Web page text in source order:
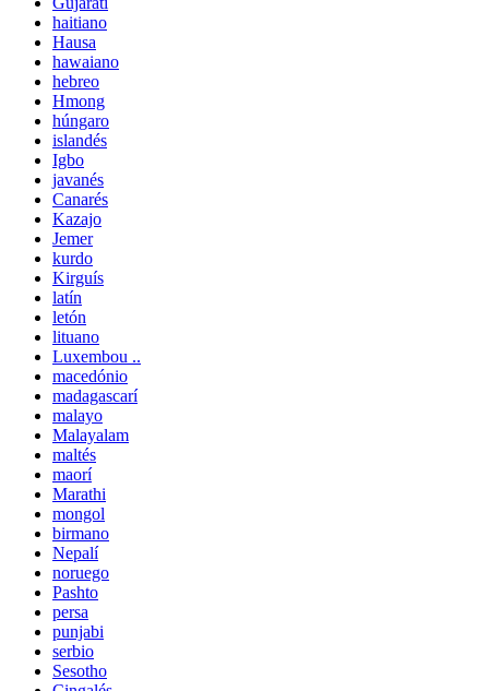
haitiano
Hausa
hawaiano
hebreo
Hmong
húngaro
islandés
Igbo
javanés
Canarés
Kazajo
Jemer
kurdo
Kirguís
latín
letón
lituano
Luxembou ..
macedónio
madagascarí
malayo
Malayalam
maltés
maorí
Marathi
mongol
birmano
Nepalí
noruego
Pashto
persa
punjabi
serbio
Sesotho